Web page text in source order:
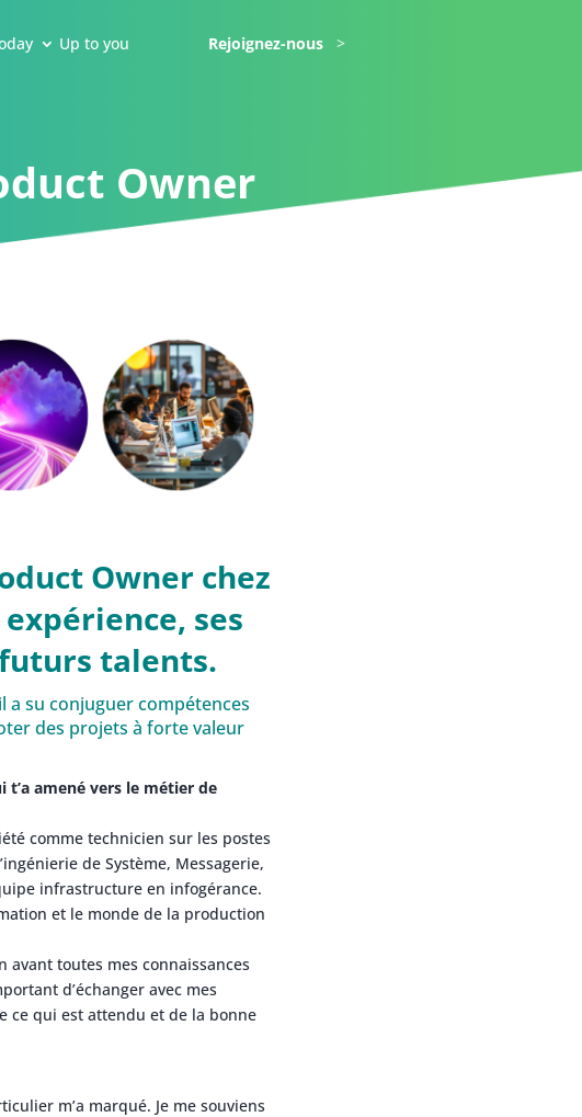
Up to you Rejoignez-nous
Owner
Owner chez
ses
talents.
a su conjuguer compétences
des projets à forte valeur
amené vers le métier de
comme technicien sur les postes
de Système, Messagerie,
infrastructure en infogérance.
et le monde de la production
avant toutes mes connaissances
d’échanger avec mes
ce qui est attendu et de la bonne
m’a marqué. Je me souviens